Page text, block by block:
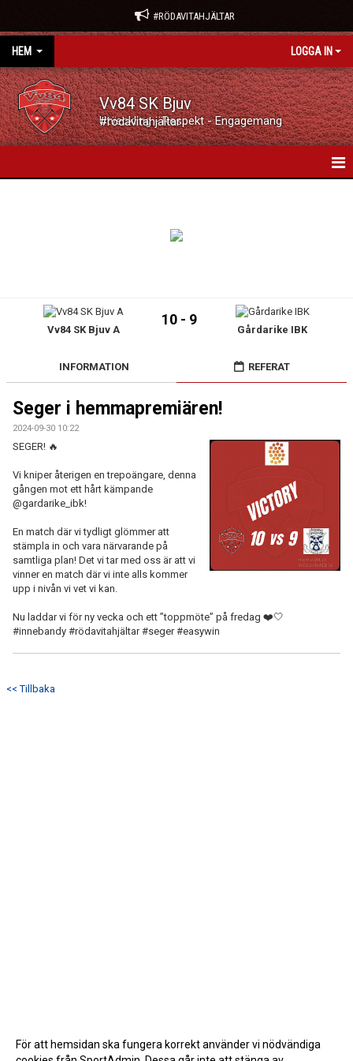
#RÖDAVITAHJÄLTAR
HEM LOGGA IN
Vv84 SK Bjuv
Utveckling - Respekt - Engagemang #rödavitahjältar
MATCHER
STYRELSEN
BILDGALLERI
HISTORIA
Vv84 SK Bjuv A
10 - 9
Gårdarike IBK
INFORMATION REFERAT
Seger i hemmapremiären!
2024-09-30 10:22
SEGER! 🔥
Vi kniper återigen en trepoängare, denna
gången mot ett hårt kämpande
@gardarike_ibk!
En match där vi tydligt glömmer att
stämpla in och vara närvarande på
samtliga plan! Det vi tar med oss är att vi
vinner en match där vi inte alls kommer
upp i nivån vi vet vi kan.
Nu laddar vi för ny vecka och ett ”toppmöte” på fredag ❤️🤍
#innebandy #rödavitahjältar #seger #easywin
<< Tillbaka
För att hemsidan ska fungera korrekt använder vi nödvändiga